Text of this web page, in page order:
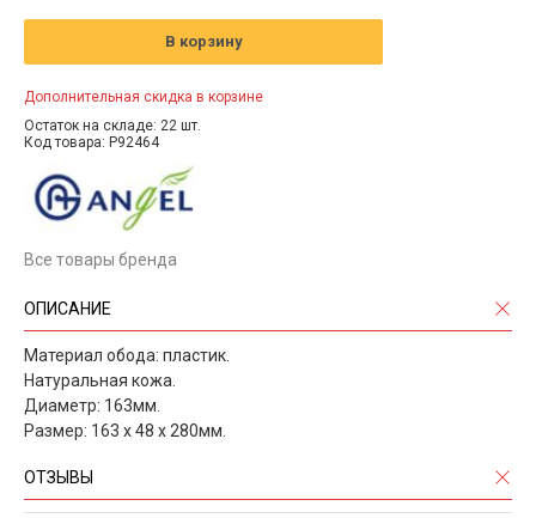
В корзину
Дополнительная скидка в корзине
Остаток на складе: 22 шт.
Код товара: P92464
Все товары бренда
ОПИСАНИЕ
Материал обода: пластик.
Натуральная кожа.
Диаметр: 163мм.
Размер: 163 х 48 х 280мм.
ОТЗЫВЫ